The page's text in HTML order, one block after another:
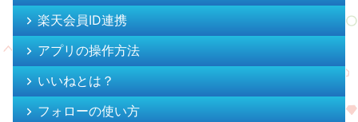
楽天会員ID連携
アプリの操作方法
いいねとは？
フォローの使い方